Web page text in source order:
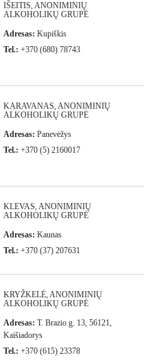
IŠEITIS, ANONIMINIŲ
ALKOHOLIKŲ GRUPĖ
Adresas: Kupiškis
Tel.: +370 (680) 78743
KARAVANAS, ANONIMINIŲ
ALKOHOLIKŲ GRUPĖ
Adresas: Panevėžys
Tel.: +370 (5) 2160017
KLEVAS, ANONIMINIŲ
ALKOHOLIKŲ GRUPĖ
Adresas: Kaunas
Tel.: +370 (37) 207631
KRYŽKELĖ, ANONIMINIŲ
ALKOHOLIKŲ GRUPĖ
Adresas: T. Brazio g. 13, 56121,
Kaišiadorys
Tel.: +370 (615) 23378